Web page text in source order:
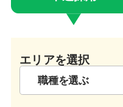
エリアを選択